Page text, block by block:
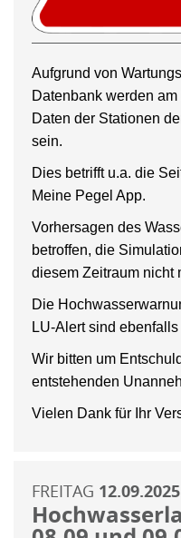
Aufgrund von
Datenbank werden
Daten der Stationen
sein.
Dies betrifft u.a. die
Meine Pegel App.
Vorhersagen des
betroffen, die
diesem Zeitraum nicht
Die
LU-Alert sind
Wir bitten um
entstehenden
Vielen Dank für Ihr
FREITAG 12.09.2025